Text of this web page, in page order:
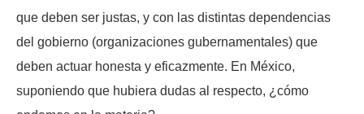
que deben ser justas, y con las distintas dependencias
del gobierno (organizaciones gubernamentales) que
deben actuar honesta y eficazmente. En México,
suponiendo que hubiera dudas al respecto, ¿cómo